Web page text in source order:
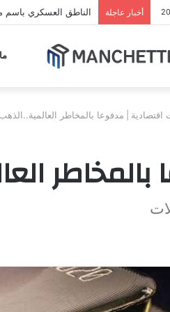
أخبار عاجلة الناطق العسكري باسم
اقتصادية مدفوعا بالمخاطر العالمية..الذهب يتجاوز